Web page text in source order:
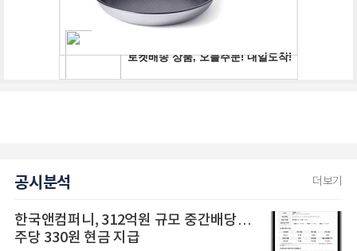
공시분석 더보기
한국앤컴퍼니, 312억원 규모 중간배당…
주당 330원 현금 지급